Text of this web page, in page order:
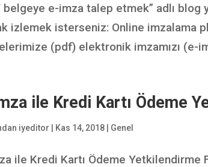
belgeye e-imza talep etmek” adlı blog
izlemek isterseniz: Online imzalama
(pdf) elektronik imzamızı (e-
ile Kredi Kartı Ödeme
iyeditor Kas 14, 2018 Genel
ile Kredi Kartı Ödeme Yetkilendirme